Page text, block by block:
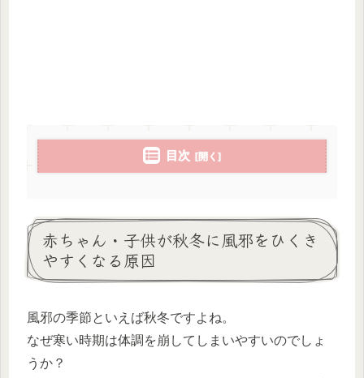
目次
赤ちゃん・子供が秋冬に風邪をひくき
やすくなる原因
風邪の季節といえば秋冬ですよね。
なぜ寒い時期は体調を崩してしまいやすいのでしょ
うか？